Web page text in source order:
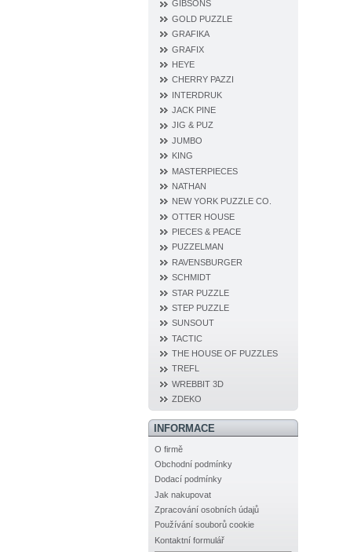
GIBSONS
GOLD PUZZLE
GRAFIKA
GRAFIX
HEYE
CHERRY PAZZI
INTERDRUK
JACK PINE
JIG & PUZ
JUMBO
KING
MASTERPIECES
NATHAN
NEW YORK PUZZLE CO.
OTTER HOUSE
PIECES & PEACE
PUZZELMAN
RAVENSBURGER
SCHMIDT
STAR PUZZLE
STEP PUZZLE
SUNSOUT
TACTIC
THE HOUSE OF PUZZLES
TREFL
WREBBIT 3D
ZDEKO
INFORMACE
O firmě
Obchodní podmínky
Dodací podmínky
Jak nakupovat
Zpracování osobních údajů
Používání souborů cookie
Kontaktní formulář